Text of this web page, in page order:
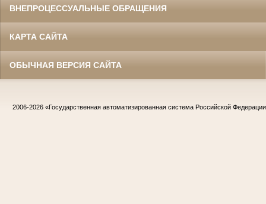
ВНЕПРОЦЕССУАЛЬНЫЕ ОБРАЩЕНИЯ
КАРТА САЙТА
ОБЫЧНАЯ ВЕРСИЯ САЙТА
2006-2026 «Государственная автоматизированная система Российской